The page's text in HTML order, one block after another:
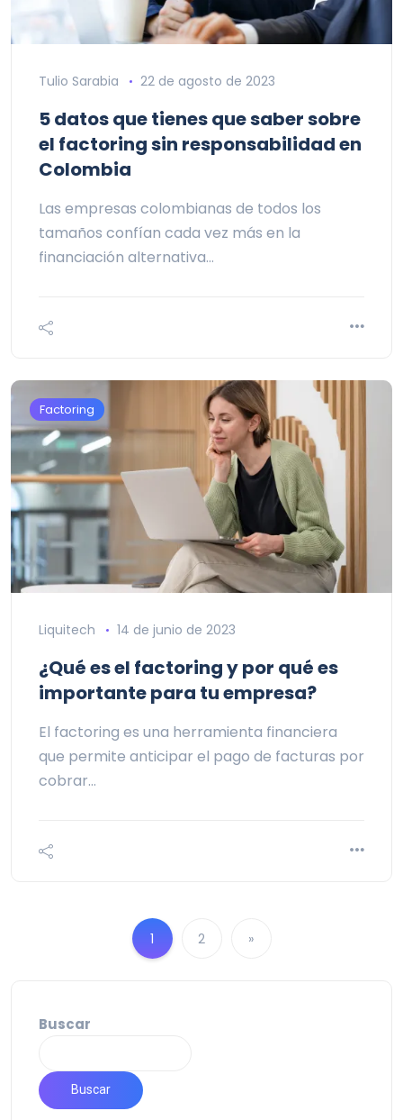
Tulio Sarabia 22 de agosto de 2023
5 datos que tienes que saber sobre
el factoring sin responsabilidad en
Colombia
Las empresas colombianas de todos los
tamaños confían cada vez más en la
financiación alternativa…
Factoring
Liquitech 14 de junio de 2023
¿Qué es el factoring y por qué es
importante para tu empresa?
El factoring es una herramienta financiera
que permite anticipar el pago de facturas por
cobrar…
1 2 »
Buscar
Buscar